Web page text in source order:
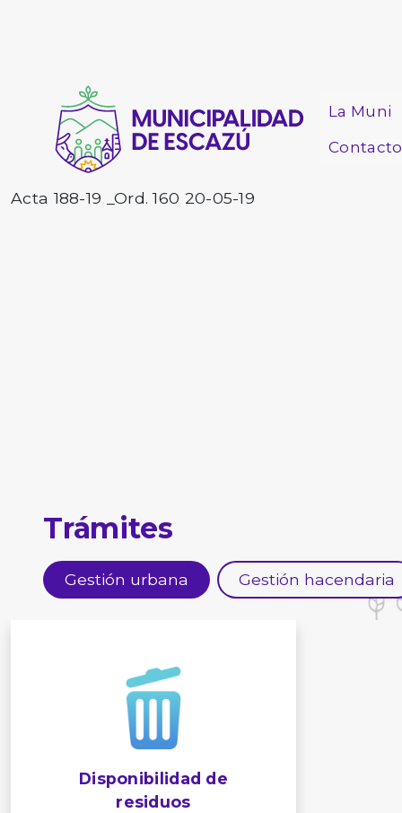
La Muni
Contacto
Acta 188-19 _Ord. 160 20-05-19
Trámites
Gestión urbana Gestión hacendaria
Disponibilidad de
residuos